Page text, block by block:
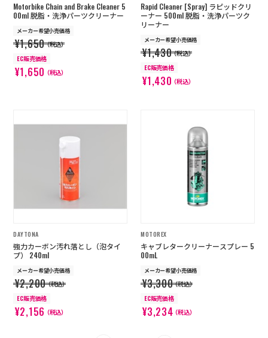
Motorbike Chain and Brake Cleaner 5
00ml 脱脂・洗浄パーツクリーナー
メーカー希望小売価格
¥1,650（税込）
EC販売価格
¥1,650（税込）
Rapid Cleaner [Spray] ラピッドクリ
ーナー 500ml 脱脂・洗浄パーツク
リーナー
メーカー希望小売価格
¥1,430（税込）
EC販売価格
¥1,430（税込）
DAYTONA
強力カーボン汚れ落とし（泡タイ
プ） 240ml
メーカー希望小売価格
¥2,200（税込）
EC販売価格
¥2,156（税込）
MOTOREX
キャブレタークリーナースプレー 5
00mL
メーカー希望小売価格
¥3,300（税込）
EC販売価格
¥3,234（税込）